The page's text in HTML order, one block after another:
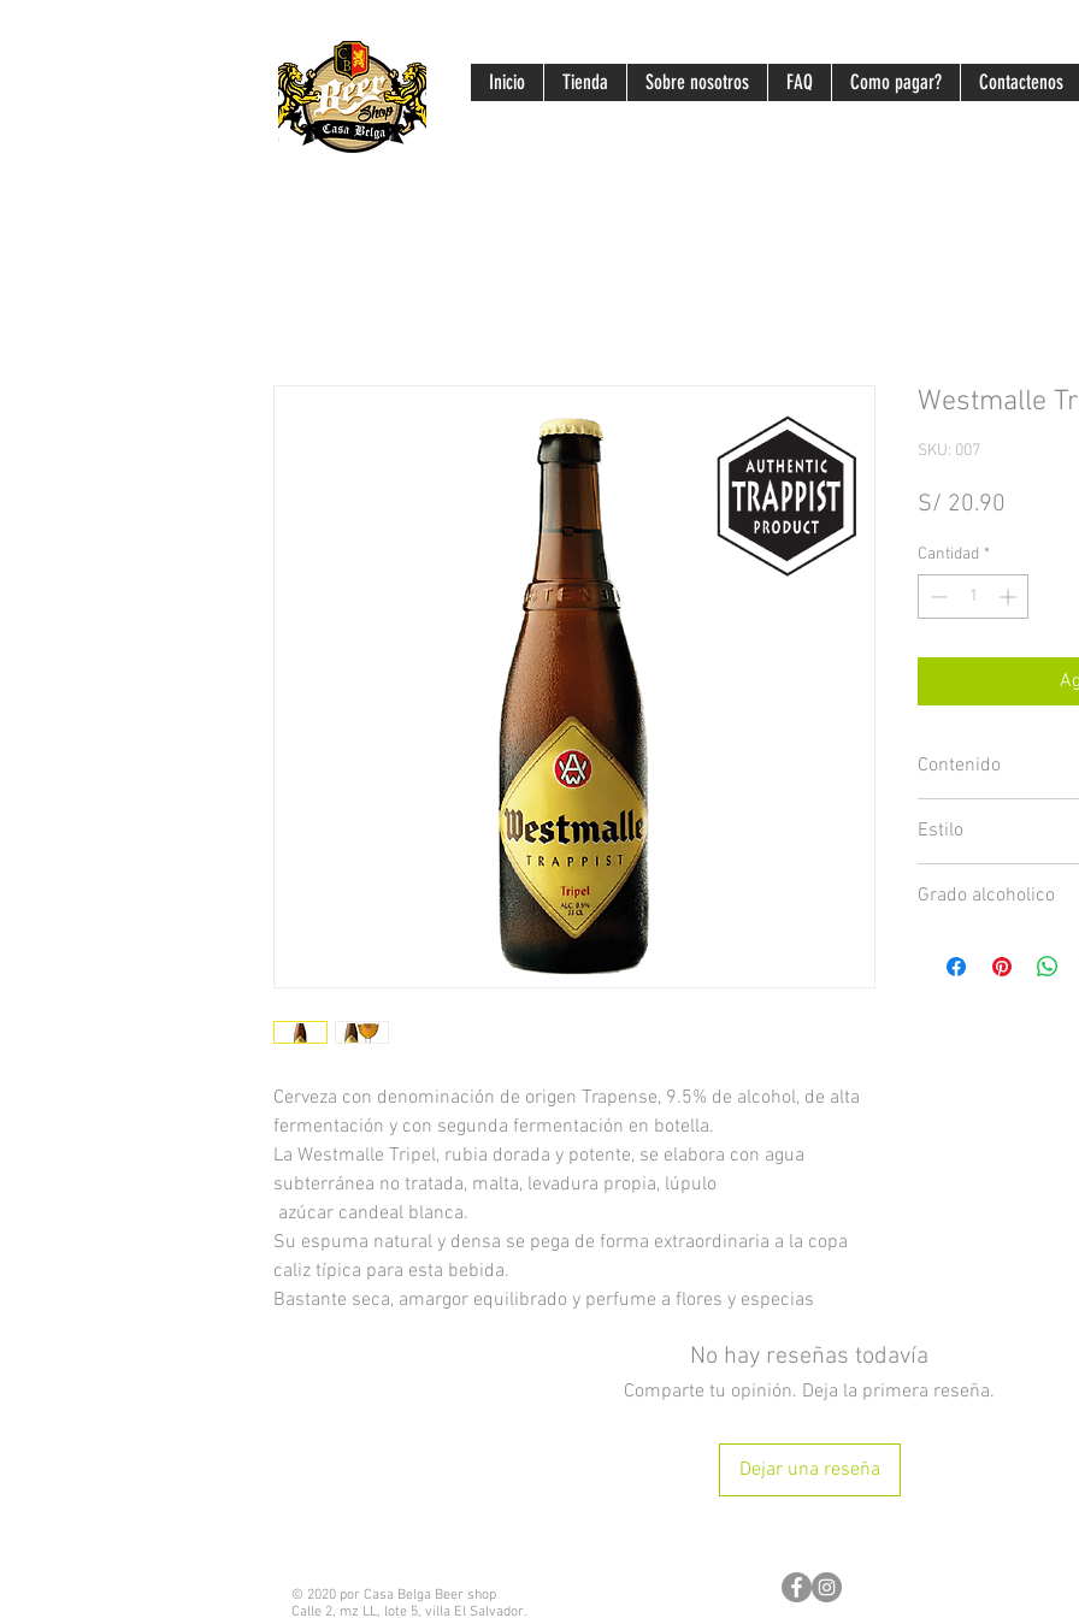
Inicio Tienda Sobre nosotros FAQ Como pagar? Contactenos
Cerveza con denominación de origen Trapense, 9.5% de alcohol, de alta
fermentación y con segunda fermentación en botella.
La Westmalle Tripel, rubia dorada y potente, se elabora con agua
subterránea no tratada, malta, levadura propia, lúpulo
azúcar candeal blanca.
Su espuma natural y densa se pega de forma extraordinaria a la copa
caliz típica para esta bebida.
Bastante seca, amargor equilibrado y perfume a flores y especias
Westmalle
SKU: 007
S/ 20.90
Cantidad *
Contenido
Estilo
Grado alcoholico
No hay reseñas todavía
Comparte tu opinión. Deja la primera reseña.
Dejar una reseña
© 2020 por Casa Belga Beer shop
Calle 2, mz LL, lote 5, villa El Salvador.